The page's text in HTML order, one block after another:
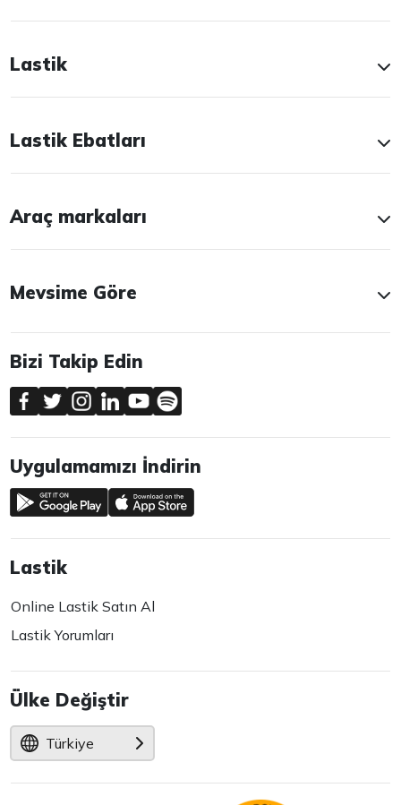
Lastik
Lastik Ebatları
Araç markaları
Mevsime Göre
Bizi Takip Edin
Uygulamamızı İndirin
Lastik
Online Lastik Satın Al
Lastik Yorumları
Ülke Değiştir
Türkiye